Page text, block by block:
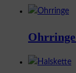
Ohrringe